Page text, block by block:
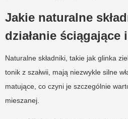
Jakie naturalne
działanie ściągające
Naturalne składniki, takie jak glinka
tonik z szałwii, mają niezwykle silne
matujące, co czyni je szczególnie
mieszanej.